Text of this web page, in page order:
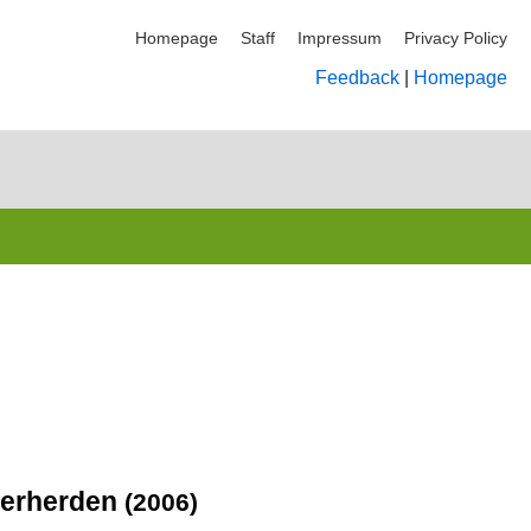
Homepage Staff Impressum Privacy Policy
Feedback Homepage
(2006)